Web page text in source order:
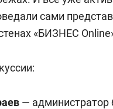
сами
«БИЗНЕС
— администратор